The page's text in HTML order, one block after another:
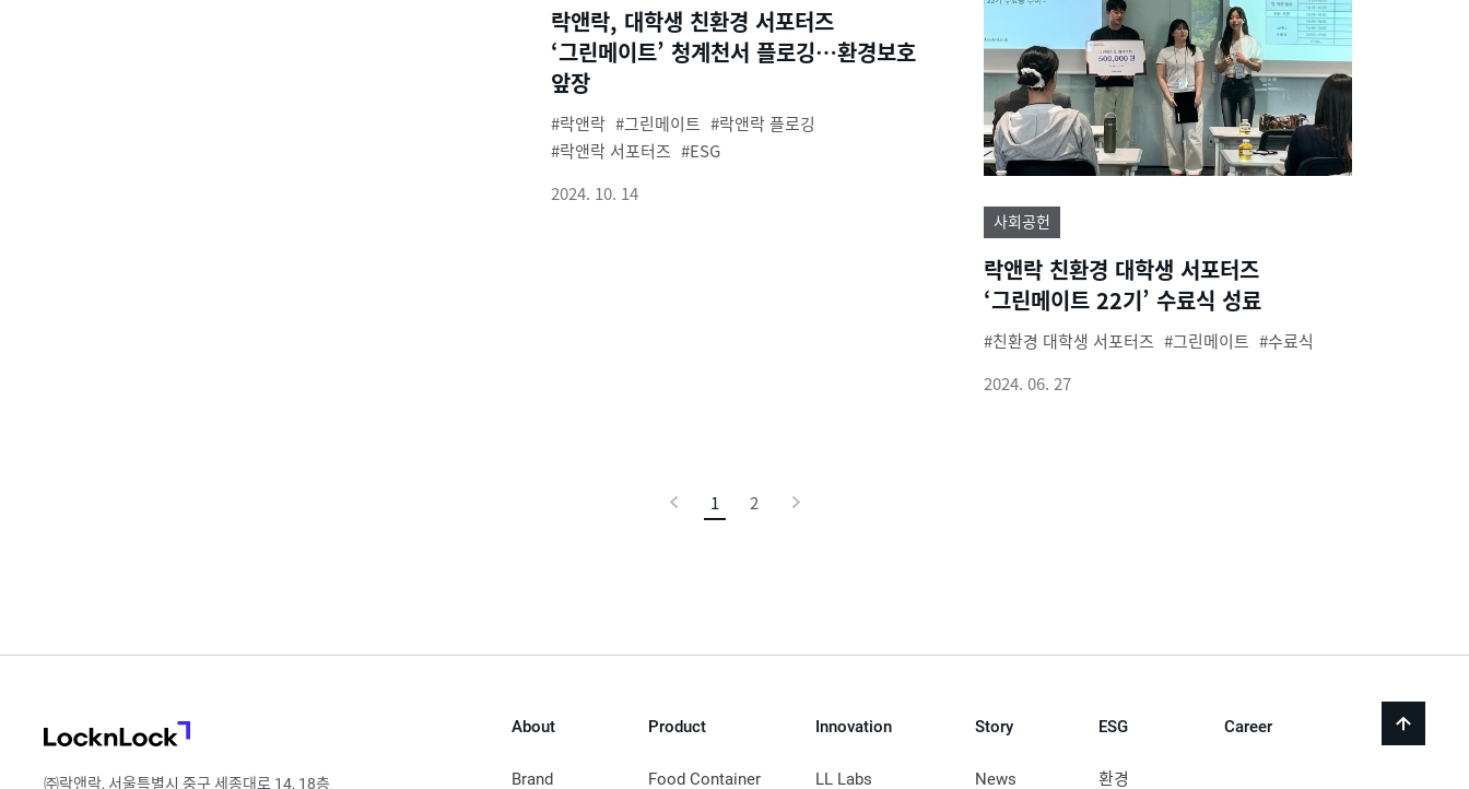
락앤락, 대학생 친환경 서포터즈
‘그린메이트’ 청계천서 플로깅…환경보호
앞장
락앤락 그린메이트
락앤락 플로깅
락앤락 서포터즈
ESG
2024. 10. 14
사회공헌
락앤락 친환경 대학생 서포터즈
‘그린메이트 22기’ 수료식 성료
친환경 대학생 서포터즈 그린메이트
수료식
2024. 06. 27
1
지
2
back
About
Brand
Product
Food Container
Innovation
LL Labs
Story
News
ESG
환경
Career
㈜락앤락, 서울특별시 중구 세종대로 14, 18층